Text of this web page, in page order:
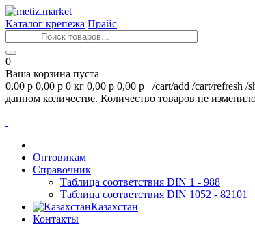
Каталог крепежа Прайс
0
Ваша корзина пуста
0,00 р 0,00 р 0 кг 0,00 р 0,00 р /cart/add /cart/refresh /
данном количестве. Количество товаров не
Оптовикам
Справочник
Таблица соответствия DIN 1 - 988
Таблица соответствия DIN 1052 - 82101
Казахстан
Контакты